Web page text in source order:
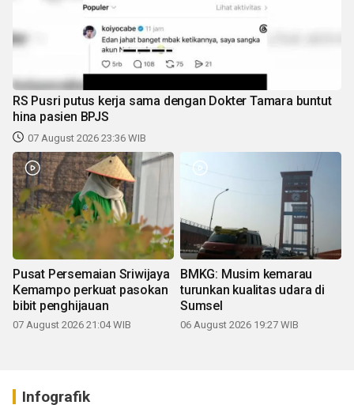
RS Pusri putus kerja sama dengan Dokter Tamara buntut
hina pasien BPJS
07 August 2026 23:36 WIB
Pusat Persemaian Sriwijaya
Kemampo perkuat pasokan
bibit penghijauan
07 August 2026 21:04 WIB
BMKG: Musim kemarau
turunkan kualitas udara di
Sumsel
06 August 2026 19:27 WIB
Infografik